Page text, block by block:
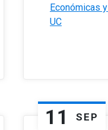
Económicas
UC
11 SEP